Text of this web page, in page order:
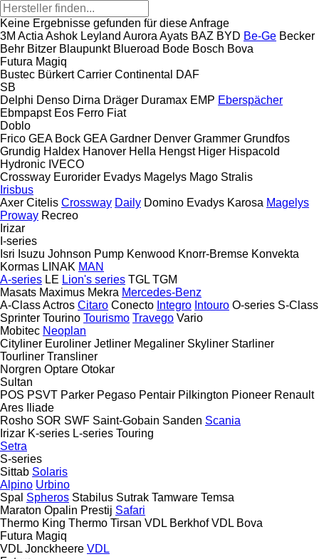
Keine Ergebnisse gefunden für diese Anfrage
3M Actia Ashok Leyland Aurora Ayats BAZ BYD Be-Ge Becker
Behr Bitzer Blaupunkt Blueroad Bode Bosch Bova
Futura Magiq
Bustec Bürkert Carrier Continental
DAF
SB
Delphi Denso Dirna Dräger Duramax EMP Eberspächer
Ebmpapst Eos Ferro Fiat
Doblo
Frico GEA Bock GEA Gardner Denver Grammer Grundfos
Grundig Haldex Hanover Hella Hengst Higer Hispacold
Hydronic IVECO
Crossway Eurorider Evadys Magelys Mago Stralis
Irisbus
Axer Citelis Crossway Daily Domino Evadys Karosa Magelys
Proway Recreo
Irizar
I-series
Isri Isuzu Johnson Pump Kenwood Knorr-Bremse Konvekta
Kormas LINAK MAN
A-series LE Lion's series TGL TGM
Masats Maximus Mekra Mercedes-Benz
A-ClassActros Citaro Conecto Integro Intouro O-series S-Class
Sprinter Tourino Tourismo Travego Vario
Mobitec Neoplan
Cityliner Euroliner Jetliner Megaliner Skyliner Starliner
Tourliner Transliner
Norgren Optare Otokar
Sultan
POS PSVT Parker Pegaso Pentair Pilkington Pioneer Renault
Ares
Iliade
Rosho SOR SWF Saint-Gobain Sanden Scania
Irizar K-series L-series Touring
Setra
S-series
Sittab Solaris
Alpino Urbino
Spal Spheros Stabilus Sutrak Tamware Temsa
Maraton Opalin Prestij Safari
Thermo King Thermo Tirsan VDL Berkhof VDL Bova
Futura Magiq
VDL Jonckheere VDL